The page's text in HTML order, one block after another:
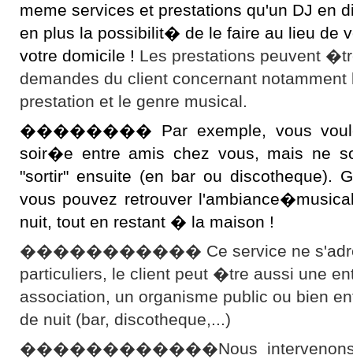
meme services et prestations qu'un DJ en
en plus la possibilit� de le faire au lieu de
votre domicile ! Les prestations peuvent
demandes du client concernant
prestation et le genre musical.
�������� Par exemple, vous
soir�e entre amis chez vous, mais ne
"sortir" ensuite (en bar ou discotheque).
vous pouvez retrouver
nuit, tout en restant � la maison !
����������� Ce service ne
particuliers, le client peut �tre aussi une
association, un organisme public ou bien
de nuit (bar, discotheque,...)
������������Nous intervenons